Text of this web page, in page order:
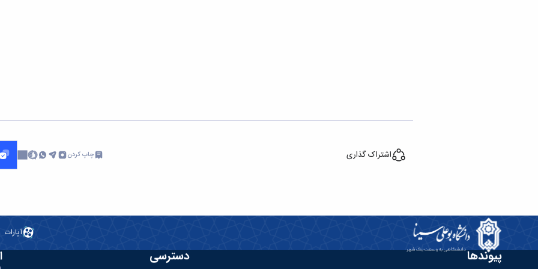
اشتراک گذاری چاپ کردن
آپارات
پیوندها دسترسی